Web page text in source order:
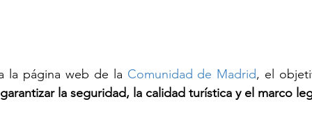
la página web de la Comunidad de Madrid, el
garantizar la seguridad, la calidad turística y el marco